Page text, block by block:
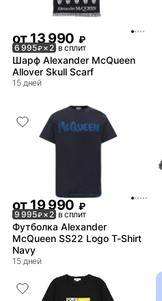
от13 990 ₽
6 995₽× 2 в сплит
Шарф Alexander McQueen
Allover Skull Scarf
15 дней
от 19 990 ₽
9 995₽× 2 в сплит
Футболка Alexander
McQueen SS22 Logo T-Shirt
Navy
15 дней